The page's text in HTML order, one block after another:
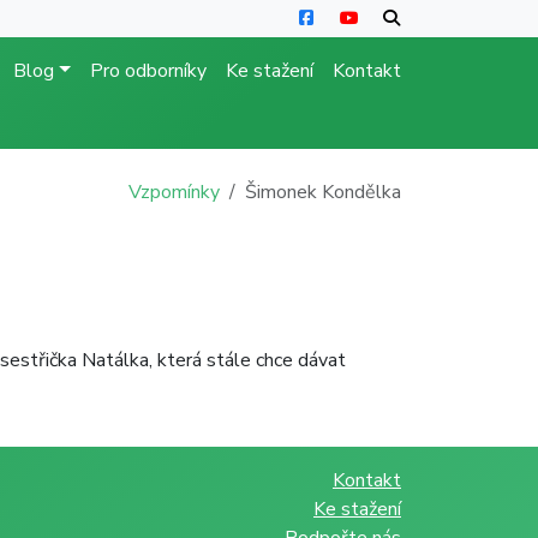
Blog Pro odborníky Ke stažení Kontakt
Vzpomínky Šimonek Kondělka
Natálka, která stále chce dávat
Kontakt
Ke stažení